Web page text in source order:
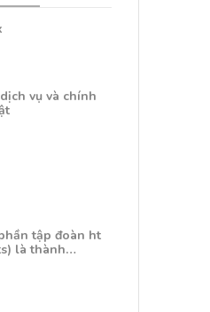
vụ và chính
tập đoàn ht
là thành…